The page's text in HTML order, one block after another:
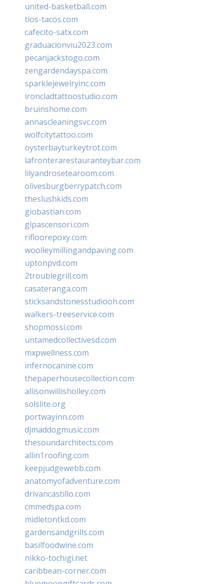
united-basketball.com
tios-tacos.com
cafecito-satx.com
graduacionviu2023.com
pecanjackstogo.com
zengardendayspa.com
sparklejewelryinc.com
ironcladtattoostudio.com
bruinshome.com
annascleaningsvc.com
wolfcitytattoo.com
oysterbayturkeytrot.com
lafronterarestauranteybar.com
lilyandrosetearoom.com
olivesburgberrypatch.com
theslushkids.com
giobastian.com
glpascensori.com
rifloorepoxy.com
woolleymillingandpaving.com
uptonpvd.com
2troublegrill.com
casateranga.com
sticksandstonesstudiooh.com
walkers-treeservice.com
shopmossi.com
untamedcollectivesd.com
mxpwellness.com
infernocanine.com
thepaperhousecollection.com
allisonwillisholley.com
solslite.org
portwayinn.com
djmaddogmusic.com
thesoundarchitects.com
allin1roofing.com
keepjudgewebb.com
anatomyofadventure.com
drivancastillo.com
cmmedspa.com
midletontkd.com
gardensandgrills.com
basilfoodwine.com
nikko-tochigi.net
caribbean-corner.com